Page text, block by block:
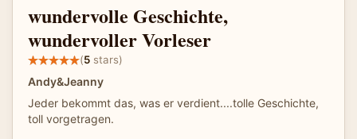
wundervolle Geschichte,
wundervoller Vorleser
(5 stars)
Andy&Jeanny
Jeder bekommt das, was er verdient....tolle Geschichte,
toll vorgetragen.